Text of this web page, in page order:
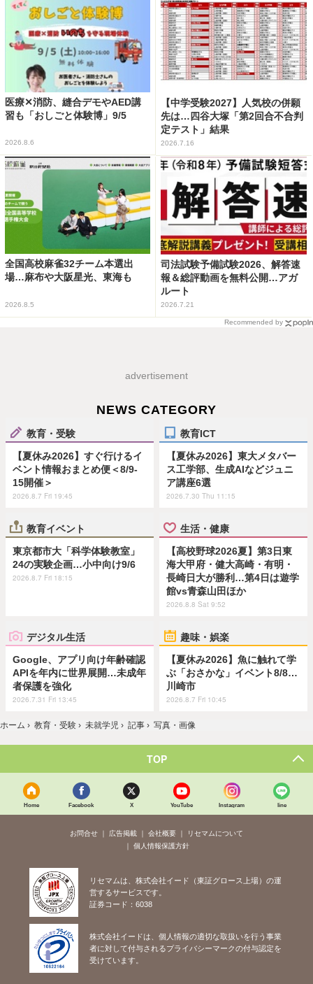
医療✕消防、縫合デモやAED講
習も「おしごと体験博」9/5
2026.8.6
【中学受験2027】人気校の併願
先は…四谷大塚「第2回合不合判
定テスト」結果
2026.7.16
全国高校麻雀32チーム本選出
場…麻布や大阪星光、東海も
2026.8.5
司法試験予備試験2026、解答速
報＆総評動画を無料公開…アガ
ルート
2026.7.21
Recommended by
advertisement
NEWS CATEGORY
教育・受験
【夏休み2026】すぐ行けるイ
ベント情報おまとめ便＜8/9-
15開催＞
2026.8.7 Fri 19:45
教育ICT
【夏休み2026】東大メタバー
ス工学部、生成AIなどジュニ
ア講座6選
2026.7.30 Thu 11:15
教育イベント
東京都市大「科学体験教室」
24の実験企画…小中向け9/6
2026.8.7 Fri 18:15
生活・健康
【高校野球2026夏】第3日東
海大甲府・健大高崎・有明・
長崎日大が勝利…第4日は遊学
館vs青森山田ほか
2026.8.8 Sat 9:52
デジタル生活
Google、アプリ向け年齢確認
APIを年内に世界展開…未成年
者保護を強化
2026.7.31 Fri 13:45
趣味・娯楽
【夏休み2026】魚に触れて学
ぶ「おさかな」イベント8/8…
川崎市
2026.8.7 Fri 10:45
ホーム › 教育・受験 › 未就学児 › 記事 › 写真・画像
TOP
Home Facebook X YouTube Instagram line
お問合せ 広告掲載 会社概要
リセマムについて
個人情報保護方針
リセマムは、株式会社イード（東証グロース上場）の運
営するサービスです。
証券コード：6038
株式会社イードは、個人情報の適切な取扱いを行う事業
者に対して付与されるプライバシーマークの付与認定を
受けています。